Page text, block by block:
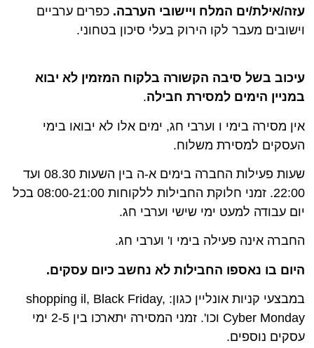
עזה/אילת/ים המלח ויישובי הערבה.כפרים ערביים
וישובים מעבר לקו הירוק בעלי סיכון בטחוני.
עיכוב בשל סיבה הקשורה בלקוח המזמין לא יבוא
במניין הימים למסירת חבילה.
אין מסירה בימי ו וערבי חג, ימים אלו לא יבואו בימי
העסקים למסירת משלוח.
שעות פעילות החברה בימים א-ה בין השעות 08.30 ועד
22:00. זמני חלוקת החבילות ללקוחות 08:00-21:00 בכל
יום עבודה למעט ימי שישי וערבי חג.
החברה אינה פעילה בימי ו' וערבי חג.
היום בו נאספו החבילות לא נחשב כיום עסקים.
במבצעי קניות אונליין כגון: shopping il, Black Friday,
Cyber Monday וכו'. זמני המסירה יתארכו בין 2-5 ימי
עסקים נוספים.